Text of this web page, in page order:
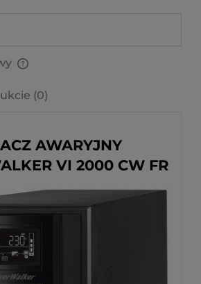
(0)
AWARYJNY
VI 2000 CW FR